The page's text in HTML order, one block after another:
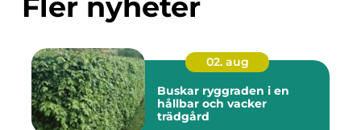
02. aug
Buskar ryggraden i en
hållbar och vacker
trädgård